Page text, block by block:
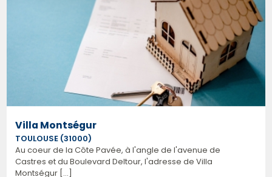
Villa Montségur
TOULOUSE (31000)
Au coeur de la Côte Pavée, à l'angle de l'avenue de
Castres et du Boulevard Deltour, l'adresse de Villa
Montségur [...]